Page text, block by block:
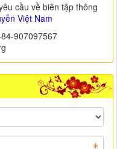
cầu về biên tập thông
Việt Nam
907097567